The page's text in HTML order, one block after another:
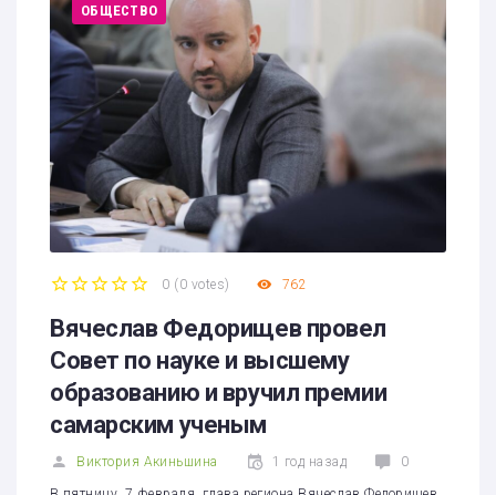
ОБЩЕСТВО
0 ( 0 votes) 762
Вячеслав Федорищев провел
Совет по науке и высшему
образованию и вручил премии
самарским ученым
Виктория Акиньшина 1 год назад 0